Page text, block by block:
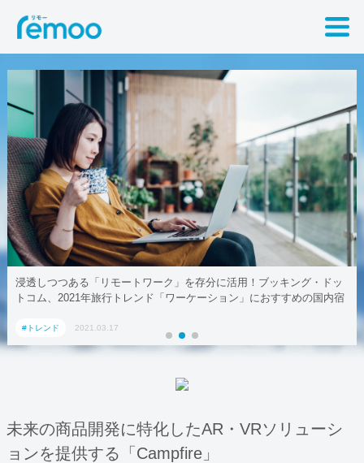
浸透しつつある「リモートワーク」を存分に活用！ブッキング・ドッ
トコム、2021年旅行トレンド「ワーケーション」におすすめの国内宿
#トレンド 2021.03.17
未来の商品開発に特化したAR・VRソリューシ
ョンを提供する「Campfire」